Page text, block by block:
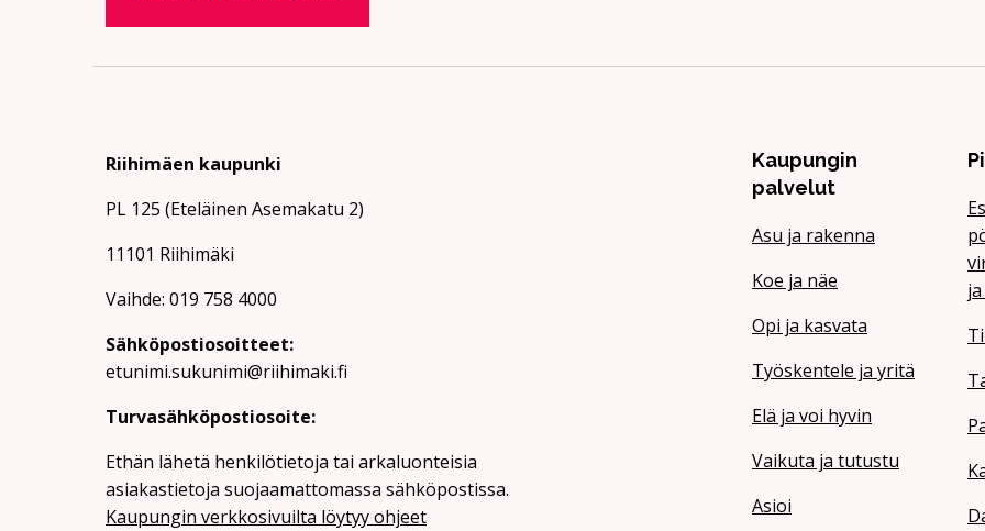
Riihimäen kaupunki
PL 125 (Eteläinen Asemakatu 2)
11101 Riihimäki
Vaihde: 019 758 4000
Sähköpostiosoitteet:
etunimi.sukunimi@riihimaki.fi
Turvasähköpostiosoite:
Ethän lähetä henkilötietoja tai arkaluonteisia
asiakastietoja suojaamattomassa sähköpostissa.
Kaupungin verkkosivuilta löytyy ohjeet
Kaupungin
palvelut
Asu ja rakenna
Koe ja näe
Opi ja kasvata
Työskentele ja yritä
Elä ja voi hyvin
Vaikuta ja tutustu
Asioi